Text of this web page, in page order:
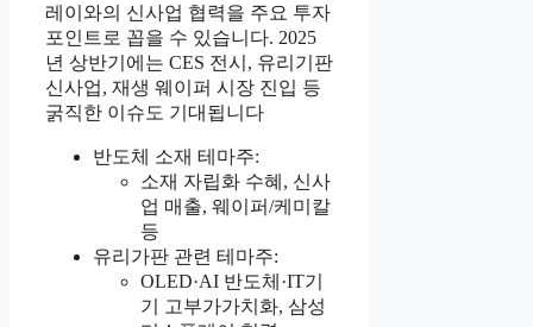
레이와의 신사업 협력을 주요 투자
포인트로 꼽을 수 있습니다. 2025
년 상반기에는 CES 전시, 유리기판
신사업, 재생 웨이퍼 시장 진입 등
굵직한 이슈도 기대됩니다
반도체 소재 테마주:
소재 자립화 수혜, 신사
업 매출, 웨이퍼/케미칼
등
유리가판 관련 테마주:
OLED·AI 반도체·IT기
기 고부가가치화, 삼성